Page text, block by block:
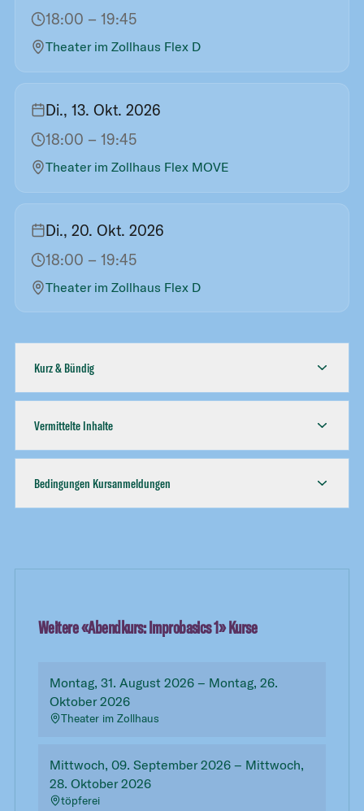
18:00 – 19:45
Theater im Zollhaus Flex D
Di., 13. Okt. 2026
18:00 – 19:45
Theater im Zollhaus Flex MOVE
Di., 20. Okt. 2026
18:00 – 19:45
Theater im Zollhaus Flex D
Kurz & Bündig
Vermittelte Inhalte
Bedingungen Kursanmeldungen
Weitere «Abendkurs: Improbasics 1» Kurse
Montag, 31. August 2026 – Montag, 26.
Oktober 2026
Theater im Zollhaus
Mittwoch, 09. September 2026 – Mittwoch,
28. Oktober 2026
töpferei